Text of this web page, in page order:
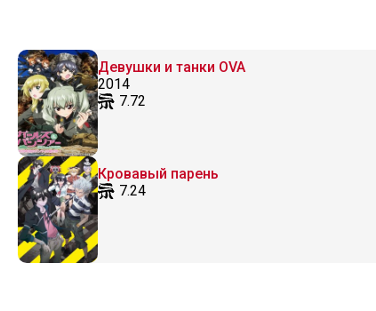
Девушки и танки OVA
2014
7.72
Кровавый парень
7.24